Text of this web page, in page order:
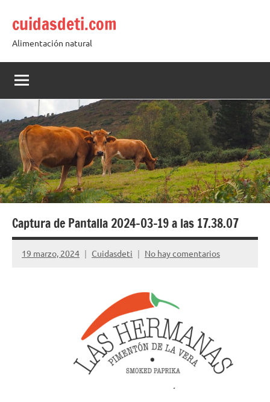
contenido
cuidasdeti.com
Alimentación natural
Captura de Pantalla 2024-03-19 a las 17.38.07
19 marzo, 2024 Cuidasdeti No hay comentarios